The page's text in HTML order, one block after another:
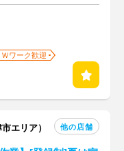
ワーク歓迎
エリア） 他の店舗